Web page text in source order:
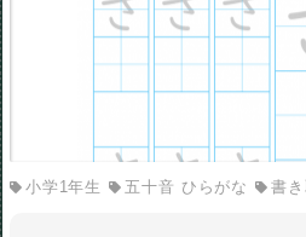
小学1年生 五十音 ひらがな 書き